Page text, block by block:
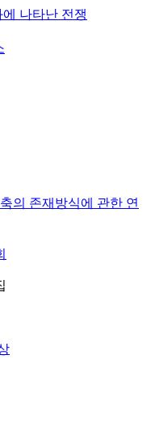
나타난 전쟁
의 존재방식에 관한 연